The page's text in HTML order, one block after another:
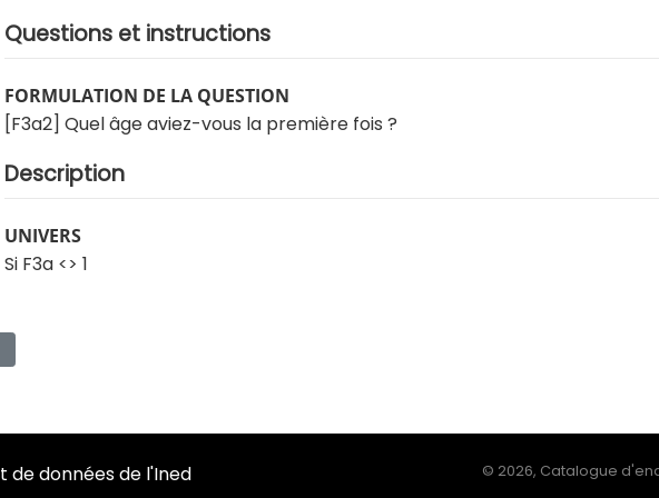
Questions et instructions
FORMULATION DE LA QUESTION
[F3a2] Quel âge aviez-vous la première fois ?
Description
UNIVERS
Si F3a <> 1
de données de l'Ined © 2026, Catalogue